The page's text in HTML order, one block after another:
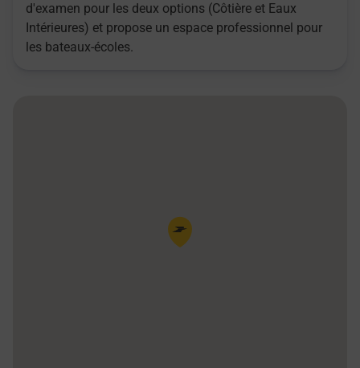
d'examen pour les deux options (Côtière et Eaux
Intérieures) et propose un espace professionnel pour
les bateaux-écoles.
Pin de la carte